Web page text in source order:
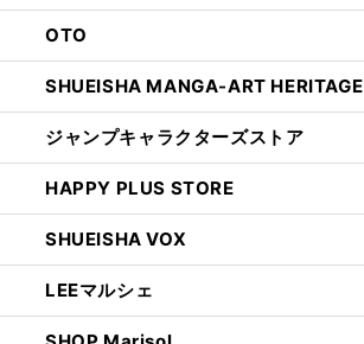
OTO
SHUEISHA MANGA-ART HERITAGE
ジャンプキャラクターズストア
HAPPY PLUS STORE
SHUEISHA VOX
LEEマルシェ